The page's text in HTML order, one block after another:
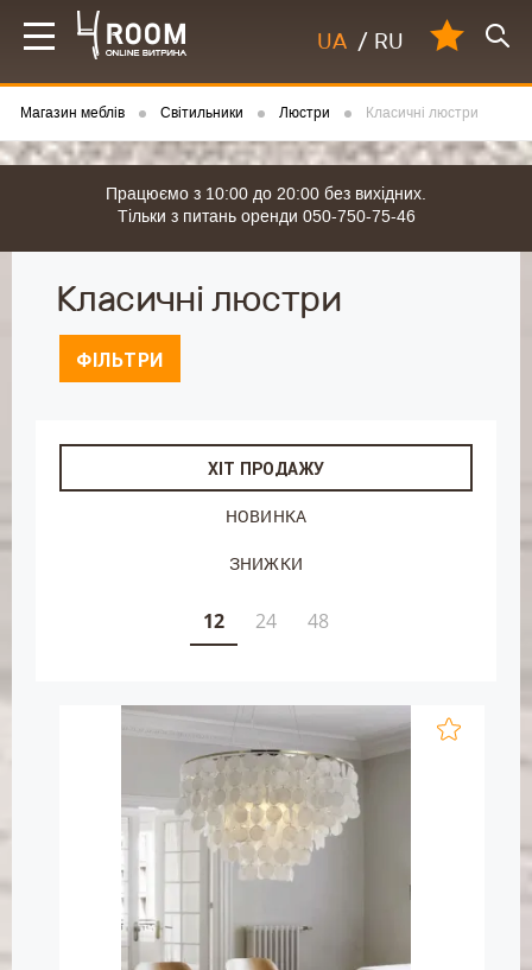
UA / RU
Магазин меблів Світильники Люстри Класичні люстри
Працюємо з 10:00 до 20:00 без вихідних.
Тільки з питань оренди 050-750-75-46
Класичні люстри
ФІЛЬТРИ
ХІТ ПРОДАЖУ
НОВИНКА
ЗНИЖКИ
12 24 48